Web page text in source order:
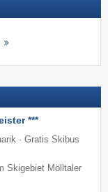
***
· Gratis Skibus
Skigebiet Mölltaler